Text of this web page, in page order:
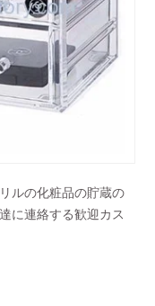
ルの化粧品の貯蔵の
に連絡する歓迎カス